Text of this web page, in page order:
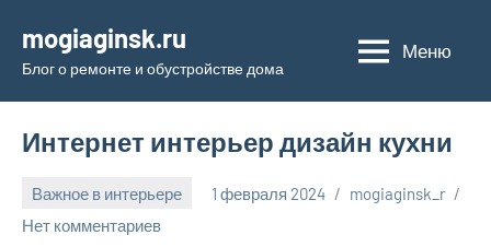
содержимому
mogiaginsk.ru
Блог о ремонте и обустройстве дома
Меню
Интернет интерьер дизайн кухни
Важное в интерьере 1 февраля 2024
mogiaginsk_r
Нет комментариев